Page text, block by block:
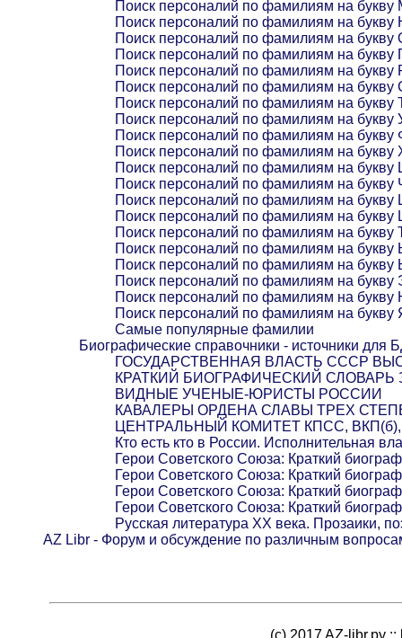
Поиск персоналий по фамилиям на букву
Поиск персоналий по фамилиям на букву
Поиск персоналий по фамилиям на букву
Поиск персоналий по фамилиям на букву
Поиск персоналий по фамилиям на букву
Поиск персоналий по фамилиям на букву
Поиск персоналий по фамилиям на букву
Поиск персоналий по фамилиям на букву
Поиск персоналий по фамилиям на букву
Поиск персоналий по фамилиям на букву
Поиск персоналий по фамилиям на букву
Поиск персоналий по фамилиям на букву
Поиск персоналий по фамилиям на букву
Поиск персоналий по фамилиям на букву
Поиск персоналий по фамилиям на букву
Поиск персоналий по фамилиям на букву
Поиск персоналий по фамилиям на букву
Поиск персоналий по фамилиям на букву
Поиск персоналий по фамилиям на
Поиск персоналий по фамилиям на букву
Самые популярные фамилии
Биографические справочники - источники для
ГОСУДАРСТВЕННАЯ ВЛАСТЬ СССР
КРАТКИЙ БИОГРАФИЧЕСКИЙ
ВИДНЫЕ УЧЕНЫЕ-ЮРИСТЫ РОССИИ
КАВАЛЕРЫ ОРДЕНА СЛАВЫ ТРЕХ
ЦЕНТРАЛЬНЫЙ КОМИТЕТ КПСС, ВКП(б),
Кто есть кто в России. Исполнительная
Герои Советского Союза: Краткий
Герои Советского Союза: Краткий
Герои Советского Союза: Краткий
Герои Советского Союза: Краткий
Русская литература XX века. Прозаики,
AZ Libr - Форум и обсуждение по различным